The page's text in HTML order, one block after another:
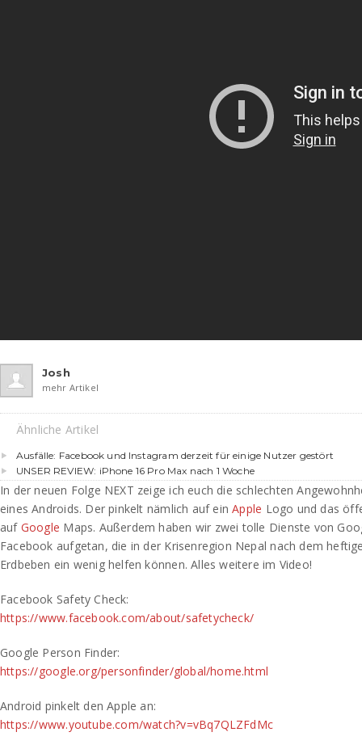
Josh
mehr Artikel
Ähnliche Artikel
Ausfälle: Facebook und Instagram derzeit für einige Nutzer gestört
UNSER REVIEW: iPhone 16 Pro Max nach 1 Woche
In der neuen Folge NEXT zeige ich euch die schlechten
eines Androids. Der pinkelt nämlich auf einApple Logo und das
auf Google Maps. Außerdem haben wir zwei tolle Dienste von
Facebook aufgetan, die in der Krisenregion Nepal nach dem
Erdbeben ein wenig helfen können. Alles weitere im Video!
Facebook Safety Check:
https://www.facebook.com/about/safetycheck/
Google Person Finder:
https://google.org/personfinder/global/home.html
Android pinkelt den Apple an:
https://www.youtube.com/watch?v=vBq7QLZFdMc